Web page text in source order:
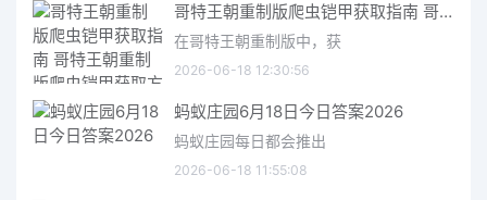
哥特王朝重制版爬虫铠甲获取指南 哥特王朝重制版爬虫铠甲获取方法
在哥特王朝重制版中，获
2026-06-18 12:30:56
蚂蚁庄园6月18日今日答案2026
蚂蚁庄园每日都会推出
2026-06-18 11:55:08